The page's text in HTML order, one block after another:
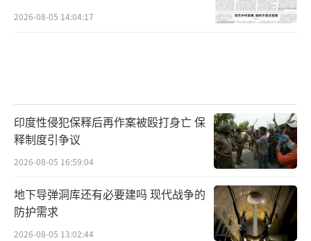
2026-08-05 14:04:17
印度性侵犯保释后再作案被殴打身亡 保
释制度引争议
2026-08-05 16:59:04
地下导弹洞库还有必要建吗 现代战争的
防护需求
2026-08-05 13:02:44